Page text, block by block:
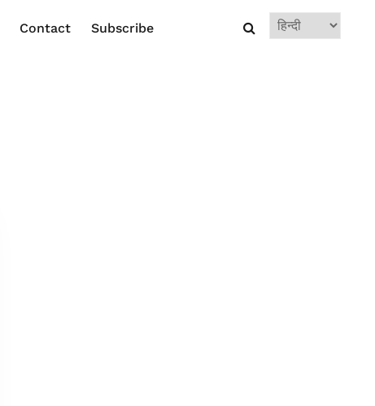
Contact Subscribe
Choose
a